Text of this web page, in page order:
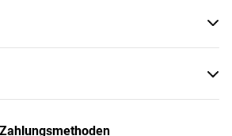
Zahlungsmethoden